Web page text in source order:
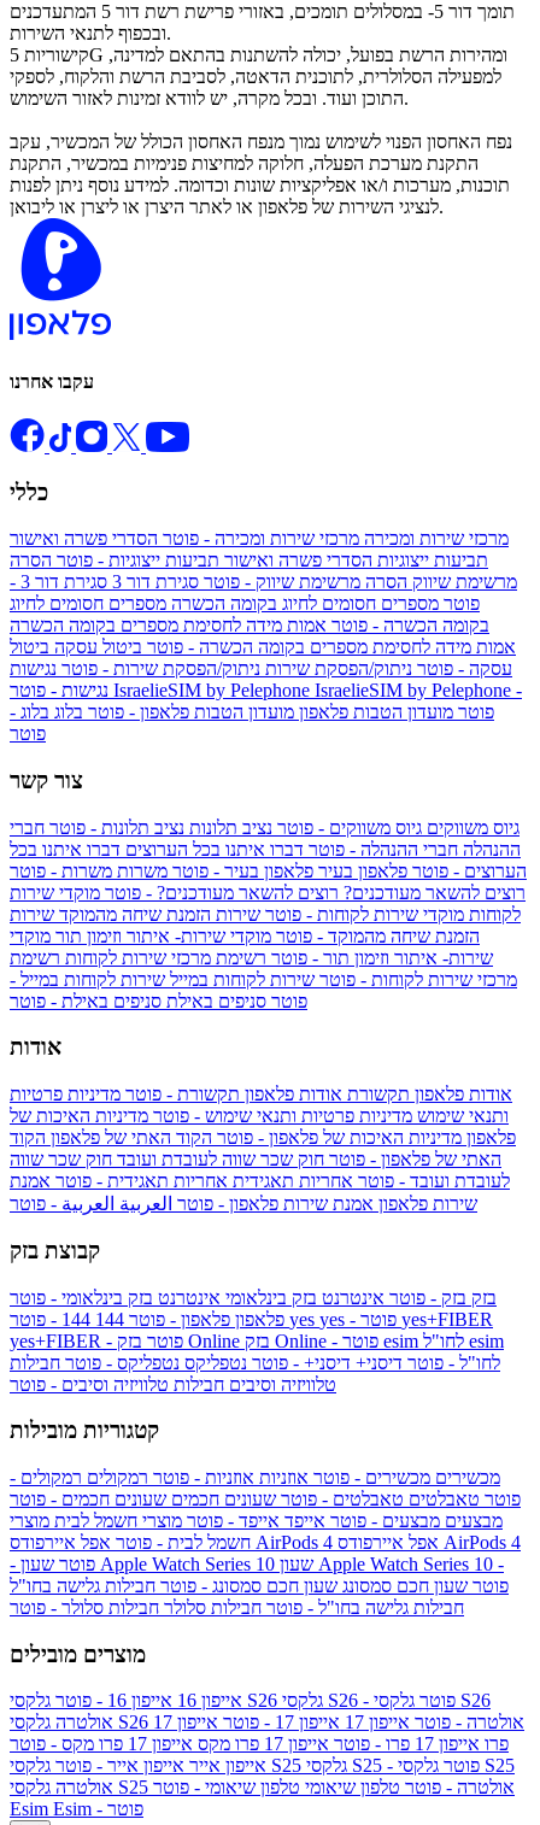
תומך דור 5- במסלולים תומכים, באזורי פרישת רשת דור 5 המתעדכנים
ובכפוף לתנאי השירות.
קישוריות 5G ומהירות הרשת בפועל, יכולה להשתנות בהתאם למדינה,
למפעילה הסלולרית, לתוכנית הדאטה, לסביבת הרשת והלקוח, לספקי
התוכן ועוד. ובכל מקרה, יש לוודא זמינות לאזור השימוש.
נפח האחסון הפנוי לשימוש נמוך מנפח האחסון הכולל של המכשיר, עקב
התקנת מערכת הפעלה, חלוקה למחיצות פנימיות במכשיר, התקנת
תוכנות, מערכות ו/או אפליקציות שונות וכדומה. למידע נוסף ניתן לפנות
לנציגי השירות של פלאפון או לאתר היצרן או ליצרן או ליבואן.
עקבו אחרנו
כללי
מרכזי שירות ומכירה מרכזי שירות ומכירה - פוטר הסדרי פשרה ואישור
תביעות ייצוגיות הסדרי פשרה ואישור תביעות ייצוגיות - פוטר הסרה
מרשימת שיווק הסרה מרשימת שיווק - פוטר סגירת דור 3
סגירת דור 3 -
פוטר מספרים חסומים לחיוג בקומה הכשרה מספרים חסומים לחיוג
בקומה הכשרה - פוטר אמות מידה לחסימת מספרים בקומה הכשרה
אמות מידה לחסימת מספרים בקומה הכשרה - פוטר ביטול עסקה ביטול
עסקה - פוטר ניתוק/הפסקת שירות ניתוק/הפסקת שירות - פוטר נגישות
IsraelieSIM by Pelephone IsraelieSIM by Pelephone -
פוטר מועדון הטבות פלאפון מועדון הטבות פלאפון - פוטר בלוג בלוג -
פוטר
צור קשר
גיוס משווקים גיוס משווקים - פוטר נציב תלונות נציב תלונות - פוטר חברי
ההנהלה חברי ההנהלה - פוטר דברו איתנו בכל הערוצים דברו איתנו בכל
הערוצים - פוטר פלאפון בעיר פלאפון בעיר - פוטר משרות משרות - פוטר
רוצים להשאר מעודכנים? רוצים להשאר מעודכנים? - פוטר מוקדי שירות
לקוחות מוקדי שירות לקוחות - פוטר שירות הזמנת שיחה מהמוקד שירות
הזמנת שיחה מהמוקד - פוטר מוקדי שירות- איתור וזימון תור מוקדי
שירות- איתור וזימון תור - פוטר רשימת מרכזי שירות לקוחות רשימת
מרכזי שירות לקוחות - פוטר שירות לקוחות במייל שירות לקוחות במייל -
פוטר סניפים באילת סניפים באילת - פוטר
אודות
אודות פלאפון תקשורת אודות פלאפון תקשורת - פוטר מדיניות פרטיות
ותנאי שימוש מדיניות פרטיות ותנאי שימוש - פוטר מדיניות האיכות של
פלאפון מדיניות האיכות של פלאפון - פוטר הקוד האתי של פלאפון הקוד
האתי של פלאפון - פוטר חוק שכר שווה לעובדת ועובד חוק שכר שווה
לעובדת ועובד - פוטר אחריות תאגידית אחריות תאגידית - פוטר אמנת
שירות פלאפון אמנת שירות פלאפון - פוטר العربية العربية - פוטר
קבוצת בזק
בזק בזק - פוטר אינטרנט בזק בינלאומי אינטרנט בזק בינלאומי - פוטר
פלאפון פלאפון - פוטר 144 yes
yes+FIBER
yes+FIBER - פוטר בזק Online
esim
לחו"ל - פוטר דיסני+ דיסני+ - פוטר נטפליקס נטפליקס - פוטר חבילות
טלוויזיה וסיבים חבילות טלוויזיה וסיבים - פוטר
קטגוריות מובילות
מכשירים מכשירים - פוטר אוזניות אוזניות - פוטר רמקולים רמקולים -
פוטר טאבלטים טאבלטים - פוטר שעונים חכמים שעונים חכמים - פוטר
מבצעים מבצעים - פוטר אייפד אייפד - פוטר מוצרי חשמל לבית מוצרי
חשמל לבית - פוטר אפל איירפודס AirPods 4 אפל איירפודס AirPods 4
- פוטר שעון Apple Watch Series 10 שעון Apple Watch Series 10 -
פוטר שעון חכם סמסונג שעון חכם סמסונג - פוטר חבילות גלישה בחו"ל
חבילות גלישה בחו"ל - פוטר חבילות סלולר חבילות סלולר - פוטר
מוצרים מובילים
אייפון 16 אייפון 16 - פוטר גלקסי S26 גלקסי S26 - פוטר גלקסי S26
אולטרה
גלקסי S26 אולטרה - פוטר אייפון 17 אייפון 17 - פוטר
אייפון 17
פרו אייפון 17 פרו - פוטר אייפון 17 פרו מקס
אייפון 17 פרו מקס - פוטר
אייפון אייר אייפון אייר - פוטר גלקסי S25 גלקסי S25 - פוטר גלקסי S25
אולטרה
גלקסי S25 אולטרה - פוטר טלפון שיאומי טלפון שיאומי - פוטר
Esim
Esim - פוטר